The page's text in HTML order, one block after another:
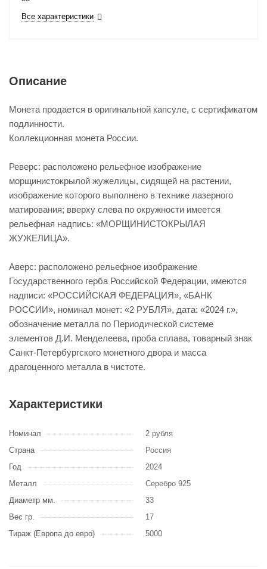
Все характеристики
Описание
Монета продается в оригинальной капсуле, с сертификатом
подлинности.
Коллекционная монета России.
Реверс: расположено рельефное изображение
морщинистокрылой жужелицы, сидящей на растении,
изображение которого выполнено в технике лазерного
матирования; вверху слева по окружности имеется
рельефная надпись: «МОРЩИНИСТОКРЫЛАЯ
ЖУЖЕЛИЦА».
Аверс: расположено рельефное изображение
Государственного герба Российской Федерации, имеются
надписи: «РОССИЙСКАЯ ФЕДЕРАЦИЯ», «БАНК
РОССИИ», номинал монет: «2 РУБЛЯ», дата: «2024 г.»,
обозначение металла по Периодической системе
элементов Д.И. Менделеева, проба сплава, товарный знак
Санкт-Петербургского монетного двора и масса
драгоценного металла в чистоте.
Характеристики
Номинал
2 рубля
Страна
Россия
Год
2024
Металл
Серебро 925
Диаметр мм.
33
Вес гр.
17
Тираж (Европа до евро)
5000